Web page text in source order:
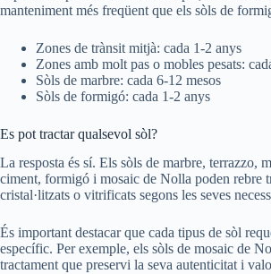
manteniment més freqüent que els sòls de
Zones de trànsit mitjà: cada 1-2 anys
Zones amb molt pas o mobles pesats:
Sòls de marbre: cada 6-12 mesos
Sòls de formigó: cada 1-2 anys
Es pot tractar qualsevol sòl?
La resposta és sí. Els sòls de marbre, terrazzo,
ciment, formigó i mosaic de Nolla poden rebre
cristal·litzats o vitrificats segons les seves
És important destacar que cada tipus de sòl
específic. Per exemple, els sòls de mosaic de
tractament que preservi la seva autenticitat i